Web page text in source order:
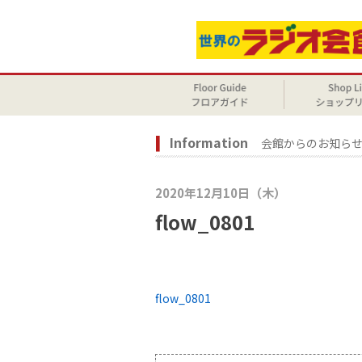
Information 会館からのお知らせ
2020年12月10日（木）
flow_0801
flow_0801